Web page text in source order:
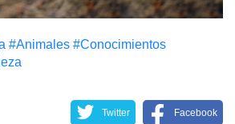
#Animales #Conocimientos
Twitter Facebook